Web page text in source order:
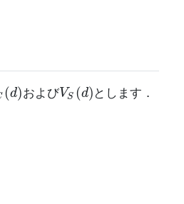
(d)
および
VS (d)
とします．